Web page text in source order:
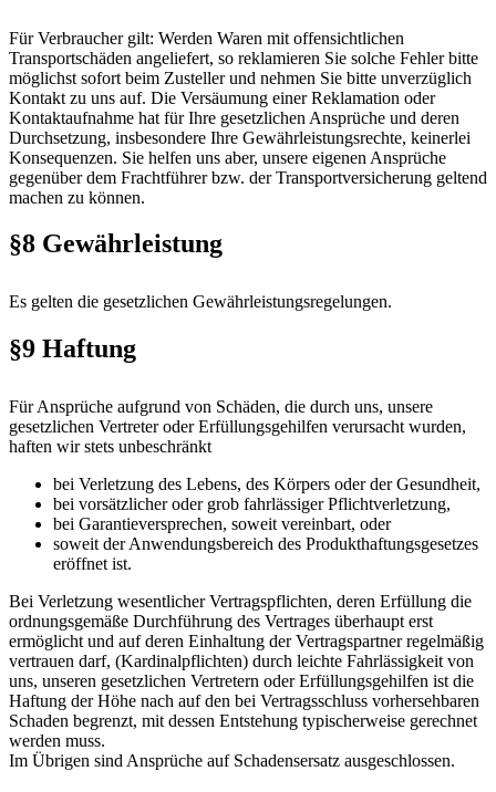
Für Verbraucher gilt: Werden Waren mit offensichtlichen
Transportschäden angeliefert, so reklamieren Sie solche Fehler bitte
möglichst sofort beim Zusteller und nehmen Sie bitte unverzüglich
Kontakt zu uns auf. Die Versäumung einer Reklamation oder
Kontaktaufnahme hat für Ihre gesetzlichen Ansprüche und deren
Durchsetzung, insbesondere Ihre Gewährleistungsrechte, keinerlei
Konsequenzen. Sie helfen uns aber, unsere eigenen Ansprüche
gegenüber dem Frachtführer bzw. der Transportversicherung geltend
machen zu können.
§8 Gewährleistung
Es gelten die gesetzlichen Gewährleistungsregelungen.
§9 Haftung
Für Ansprüche aufgrund von Schäden, die durch uns, unsere
gesetzlichen Vertreter oder Erfüllungsgehilfen verursacht wurden,
haften wir stets unbeschränkt
bei Verletzung des Lebens, des Körpers oder der Gesundheit,
bei vorsätzlicher oder grob fahrlässiger Pflichtverletzung,
bei Garantieversprechen, soweit vereinbart, oder
soweit der Anwendungsbereich des Produkthaftungsgesetzes
eröffnet ist.
Bei Verletzung wesentlicher Vertragspflichten, deren Erfüllung die
ordnungsgemäße Durchführung des Vertrages überhaupt erst
ermöglicht und auf deren Einhaltung der Vertragspartner regelmäßig
vertrauen darf, (Kardinalpflichten) durch leichte Fahrlässigkeit von
uns, unseren gesetzlichen Vertretern oder Erfüllungsgehilfen ist die
Haftung der Höhe nach auf den bei Vertragsschluss vorhersehbaren
Schaden begrenzt, mit dessen Entstehung typischerweise gerechnet
werden muss.
Im Übrigen sind Ansprüche auf Schadensersatz ausgeschlossen.